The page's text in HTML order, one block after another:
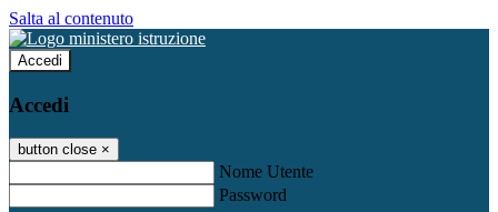
Salta al contenuto
Accedi
Accedi
button close ×
Nome Utente
Password